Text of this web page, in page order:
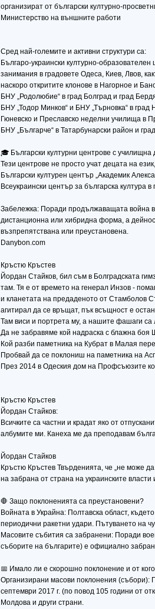
организират от български културно-
Министерство на външните работи
Сред най-големите и активни структури са:
Българо-украински културно-
занимания в градовете Одеса, Киев, Лвов,
наскоро откритите клонове в Нагорное и
БНУ „Родолюбие“ в град Болград и град
БНУ „Тодор Минков“ и БНУ „Търновка“ в град
Гюневско и Преславско неделни училища в
БНУ „Българче“ в Татарбунарски район и
🎓 Български културни центрове с училищна
Тези центрове не просто учат децата на
Български културен център „Академик
Всеукраински център за българска култура
Забележка: Поради продължаващата война
дистанционна или хибридна форма, а
възпрепятствана или преустановена.
Danybon.com
Кръстю Кръстев
Йордан Стайков, бил съм в Болградската
там. Тя е от времето на генерал Инзов -
и кланетата на предаденото от Стамболов
агитирал да се връщат, пък всъщност е
Там виси и портрета му, а нашите фашаги са
Да не забравяме кой надраска с блажна боя
Кой разби паметника на Кубрат в Малая
Пробвай да се поклониш на паметника на
През 2014 в Одеския дом на Профсъюзите
Кръстю Кръстев
Йордан Стайков:
Всичките са частни и крадат яко от
албумите ми. Канеха ме да преподавам
Йордан Стайков
Кръстю Кръстев Твърденията, че „не може
на забрана от страна на украинските
🛑 Защо поклоненията са преустановени?
Войната в Украйна: Полтавска област,
периодични ракетни удари. Пътуването на
Масовите събития са забранени: Поради
съборите на българите) е официално
📅 Имало ли е скорошно поклонение и от
Организирани масови поклонения (събори):
септември 2017 г. (по повод 105 години от
Молдова и други страни.